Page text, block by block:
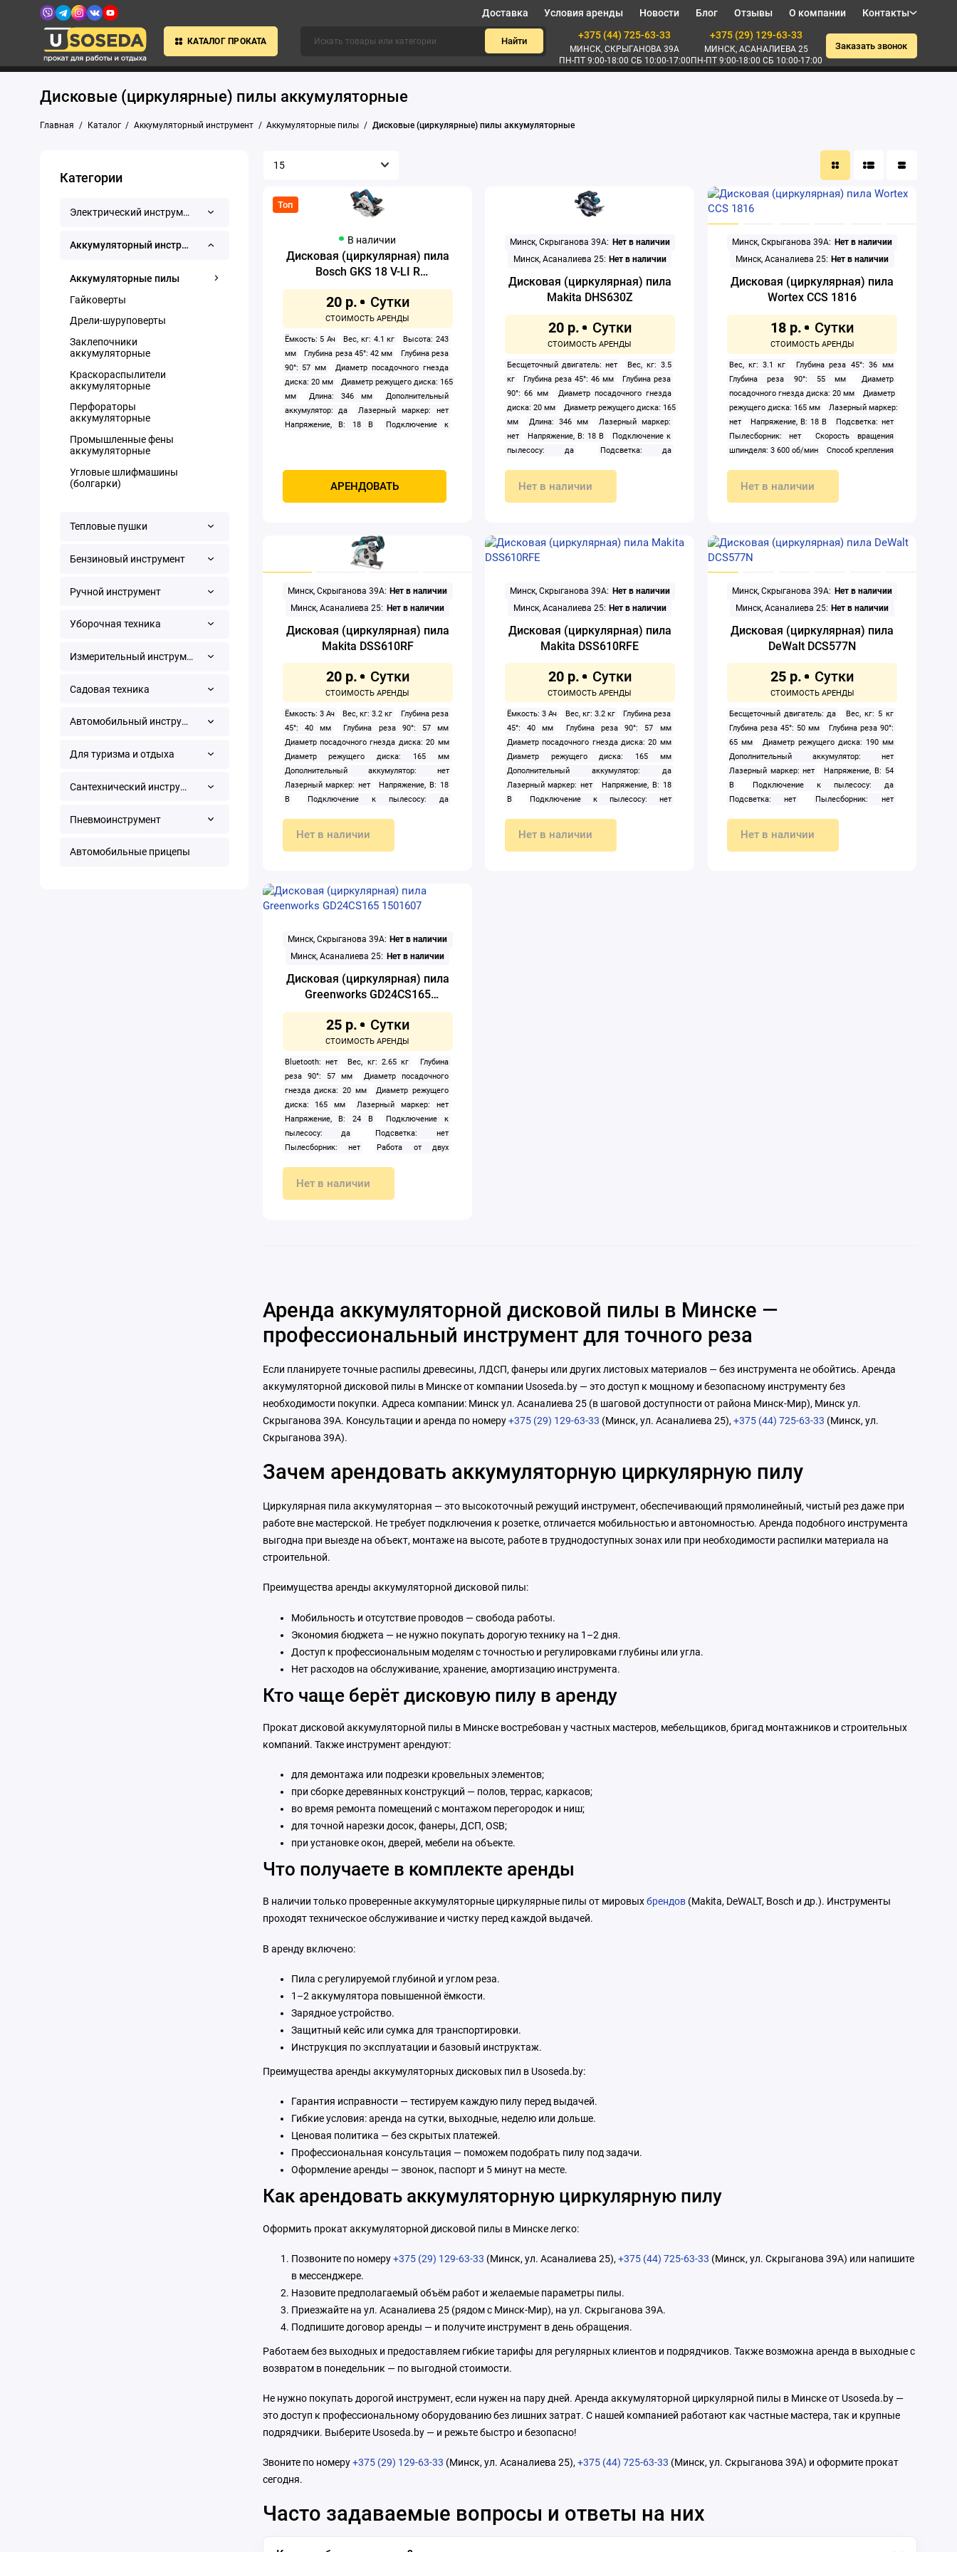
Доставка Условия аренды Новости Блог Отзывы О компании Контакты
КАТАЛОГ ПРОКАТА Найти
+375 (44) 725-63-33
МИНСК, СКРЫГАНОВА 39А
ПН-ПТ 9:00-18:00 СБ 10:00-17:00
+375 (29) 129-63-33
МИНСК, АСАНАЛИЕВА 25
ПН-ПТ 9:00-18:00 СБ 10:00-17:00
Заказать звонок
Дисковые (циркулярные) пилы аккумуляторные
Главная Каталог Аккумуляторный инструмент Аккумуляторные пилы Дисковые (циркулярные) пилы аккумуляторные
Категории
Электрический инструмент
Аккумуляторный инструмент
Аккумуляторные пилы
Гайковерты
Дрели-шуруповерты
Заклепочники
аккумуляторные
Краскораспылители
аккумуляторные
Перфораторы
аккумуляторные
Промышленные фены
аккумуляторные
Угловые шлифмашины
(болгарки)
Тепловые пушки
Бензиновый инструмент
Ручной инструмент
Уборочная техника
Измерительный инструмент
Садовая техника
Автомобильный инструмент
Для туризма и отдыха
Сантехнический инструмент
Пневмоинструмент
Автомобильные прицепы
Топ
В наличии
Дисковая (циркулярная) пила
Bosch GKS 18 V-LI R
Professional
20 р.
Ёмкость: 5 Ач Вес, кг: 4.1 кг
Высота: 243
мм
Глубина реза 45°: 42 мм
Глубина реза
90°: 57 мм
Диаметр посадочного гнезда
диска: 20 мм
Диаметр режущего диска: 165
мм
Длина: 346 мм
Дополнительный
аккумулятор: да
Лазерный маркер: нет
Напряжение, В: 18 В
Подключение к
3 400 об/мин
Способ крепления
диска (опорной плиты): 45 °
АРЕНДОВАТЬ
Минск, Скрыганова 39А: Нет в наличии
Минск, Асаналиева 25: Нет в наличии
Дисковая (циркулярная) пила
Makita DHS630Z
20 р.
Бесщеточный двигатель: нет
Вес, кг: 3.5
кг
Глубина реза 45°: 46 мм
Глубина реза
90°: 66 мм
Диаметр посадочного гнезда
диска: 20 мм
Диаметр режущего диска: 165
мм
Длина: 346 мм
Лазерный маркер:
нет
Напряжение, В: 18 В
Подключение к
пылесосу: да
Подсветка: да
Тип питания: аккумулятор
Угол наклона
диска (опорной плиты): 45 °
Нет в наличии
Минск, Скрыганова 39А: Нет в наличии
Минск, Асаналиева 25: Нет в наличии
Дисковая (циркулярная) пила
Wortex CCS 1816
18 р.
Вес, кг: 3.1 кг
Глубина реза 45°: 36 мм
Глубина реза 90°: 55 мм
Диаметр
посадочного гнезда диска: 20 мм
Диаметр
режущего диска: 165 мм
Лазерный маркер:
нет
Напряжение, В: 18 В
Подсветка: нет
Пылесборник: нет
Скорость вращения
шпинделя: 3 600 об/мин
Способ крепления
Нет в наличии
Минск, Скрыганова 39А: Нет в наличии
Минск, Асаналиева 25: Нет в наличии
Дисковая (циркулярная) пила
Makita DSS610RF
20 р.
Ёмкость: 3 Ач Вес, кг: 3.2 кг
Глубина реза
45°: 40 мм
Глубина реза 90°: 57 мм
Диаметр посадочного гнезда диска: 20 мм
Диаметр режущего диска: 165 мм
Дополнительный аккумулятор: нет
Лазерный маркер: нет
Напряжение, В: 18
В
Подключение к пылесосу: да
аккумулятор
Угол наклона диска (опорной
плиты): 50 °
Нет в наличии
Минск, Скрыганова 39А: Нет в наличии
Минск, Асаналиева 25: Нет в наличии
Дисковая (циркулярная) пила
Makita DSS610RFE
20 р.
Ёмкость: 3 Ач Вес, кг: 3.2 кг
Глубина реза
45°: 40 мм
Глубина реза 90°: 57 мм
Диаметр посадочного гнезда диска: 20 мм
Диаметр режущего диска: 165 мм
Дополнительный аккумулятор: да
Лазерный маркер: нет
Напряжение, В: 18
В
Подключение к пылесосу: нет
Нет в наличии
Минск, Скрыганова 39А: Нет в наличии
Минск, Асаналиева 25: Нет в наличии
Дисковая (циркулярная) пила
DeWalt DCS577N
25 р.
Бесщеточный двигатель: да
Вес, кг: 5 кг
Глубина реза 45°: 50 мм
Глубина реза 90°:
65 мм
Диаметр режущего диска: 190 мм
Дополнительный аккумулятор: нет
Лазерный маркер: нет
Напряжение, В: 54
В
Подключение к пылесосу: да
Подсветка: нет
Пылесборник: нет
Нет в наличии
Минск, Скрыганова 39А: Нет в наличии
Минск, Асаналиева 25: Нет в наличии
Дисковая (циркулярная) пила
Greenworks GD24CS165
1501607
25 р.
Bluetooth: нет Вес, кг: 2.65 кг
Глубина
реза 90°: 57 мм
Диаметр посадочного
гнезда диска: 20 мм
Диаметр режущего
диска: 165 мм
Лазерный маркер: нет
Напряжение, В: 24 В
Подключение к
пылесосу: да
Подсветка: нет
Пылесборник: нет
Работа от двух
Нет в наличии
Аренда аккумуляторной дисковой пилы в Минске —
профессиональный инструмент для точного реза
Если планируете точные распилы древесины, ЛДСП, фанеры или других листовых материалов — без инструмента не обойтись. Аренда
аккумуляторной дисковой пилы в Минске от компании Usoseda.by — это доступ к мощному и безопасному инструменту без
необходимости покупки. Адреса компании: Минск ул. Асаналиева 25 (в шаговой доступности от района Минск-Мир), Минск ул.
Скрыганова 39А. Консультации и аренда по номеру+375 (29) 129-63-33 (Минск, ул. Асаналиева 25),+375 (44) 725-63-33 (Минск, ул.
Скрыганова 39А).
Зачем арендовать аккумуляторную циркулярную пилу
Циркулярная пила аккумуляторная — это высокоточный режущий инструмент, обеспечивающий прямолинейный, чистый рез даже при
работе вне мастерской. Не требует подключения к розетке, отличается мобильностью и автономностью. Аренда подобного инструмента
выгодна при выезде на объект, монтаже на высоте, работе в труднодоступных зонах или при необходимости распилки материала на
строительной.
Преимущества аренды аккумуляторной дисковой пилы:
Мобильность и отсутствие проводов — свобода работы.
Экономия бюджета — не нужно покупать дорогую технику на 1–2 дня.
Доступ к профессиональным моделям с точностью и регулировками глубины или угла.
Нет расходов на обслуживание, хранение, амортизацию инструмента.
Кто чаще берёт дисковую пилу в аренду
Прокат дисковой аккумуляторной пилы в Минске востребован у частных мастеров, мебельщиков, бригад монтажников и строительных
компаний. Также инструмент арендуют:
для демонтажа или подрезки кровельных элементов;
при сборке деревянных конструкций — полов, террас, каркасов;
во время ремонта помещений с монтажом перегородок и ниш;
для точной нарезки досок, фанеры, ДСП, OSB;
при установке окон, дверей, мебели на объекте.
Что получаете в комплекте аренды
В наличии только проверенные аккумуляторные циркулярные пилы от мировыхбрендов (Makita, DeWALT, Bosch и др.). Инструменты
проходят техническое обслуживание и чистку перед каждой выдачей.
В аренду включено:
Пила с регулируемой глубиной и углом реза.
1–2 аккумулятора повышенной ёмкости.
Зарядное устройство.
Защитный кейс или сумка для транспортировки.
Инструкция по эксплуатации и базовый инструктаж.
Преимущества аренды аккумуляторных дисковых пил в Usoseda.by:
Гарантия исправности — тестируем каждую пилу перед выдачей.
Гибкие условия: аренда на сутки, выходные, неделю или дольше.
Ценовая политика — без скрытых платежей.
Профессиональная консультация — поможем подобрать пилу под задачи.
Оформление аренды — звонок, паспорт и 5 минут на месте.
Как арендовать аккумуляторную циркулярную пилу
Оформить прокат аккумуляторной дисковой пилы в Минске легко:
Позвоните по номеру+375 (29) 129-63-33 (Минск, ул. Асаналиева 25),+375 (44) 725-63-33 (Минск, ул. Скрыганова 39А) или напишите
в мессенджере.
Назовите предполагаемый объём работ и желаемые параметры пилы.
Приезжайте на ул. Асаналиева 25 (рядом с Минск-Мир), на ул. Скрыганова 39А.
Подпишите договор аренды — и получите инструмент в день обращения.
Работаем без выходных и предоставляем гибкие тарифы для регулярных клиентов и подрядчиков. Также возможна аренда в выходные с
возвратом в понедельник — по выгодной стоимости.
Не нужно покупать дорогой инструмент, если нужен на пару дней. Аренда аккумуляторной циркулярной пилы в Минске от Usoseda.by —
это доступ к профессиональному оборудованию без лишних затрат. С нашей компанией работают как частные мастера, так и крупные
подрядчики. Выберите Usoseda.by — и режьте быстро и безопасно!
Звоните по номеру+375 (29) 129-63-33 (Минск, ул. Асаналиева 25),+375 (44) 725-63-33 (Минск, ул. Скрыганова 39А) и оформите прокат
сегодня.
Часто задаваемые вопросы и ответы на них